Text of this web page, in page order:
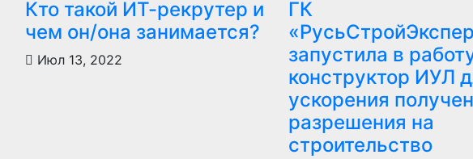
Кто такой ИТ-рекрутер и
чем он/она занимается?
Июл 13, 2022
ГК
запустила в
конструктор ИУЛ
ускорения
разрешения на
строительство